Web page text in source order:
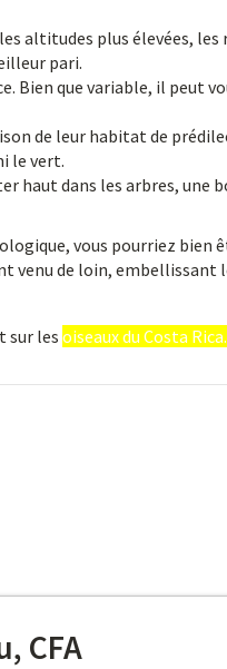
altitudes plus élevées,
pari.
Bien que variable, il peut
de leur habitat de
le vert.
haut dans les arbres, une
vous pourriez bien
venu de loin, embellissant
sur les oiseaux du Costa Rica.
CFA